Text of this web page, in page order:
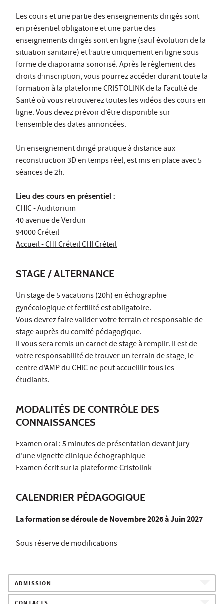
Les cours et une partie des enseignements dirigés sont
en présentiel obligatoire et une partie des
enseignements dirigés sont en ligne (sauf évolution de la
situation sanitaire) et l’autre uniquement en ligne sous
forme de diaporama sonorisé. Après le règlement des
droits d’inscription, vous pourrez accéder durant toute la
formation à la plateforme CRISTOLINK de la Faculté de
Santé où vous retrouverez toutes les vidéos des cours en
ligne. Vous devez prévoir d’être disponible sur
l’ensemble des dates annoncées.
Un enseignement dirigé pratique à distance aux
reconstruction 3D en temps réel, est mis en place avec 5
séances de 2h.
Lieu des cours en présentiel :
CHIC - Auditorium
40 avenue de Verdun
94000 Créteil
Accueil - CHI Créteil CHI Créteil
STAGE / ALTERNANCE
Un stage de 5 vacations (20h) en échographie
gynécologique et fertilité est obligatoire.
Vous devrez faire valider votre terrain et responsable de
stage auprès du comité pédagogique.
Il vous sera remis un carnet de stage à remplir. Il est de
votre responsabilité de trouver un terrain de stage, le
centre d’AMP du CHIC ne peut accueillir tous les
étudiants.
MODALITÉS DE CONTRÔLE DES
CONNAISSANCES
Examen oral : 5 minutes de présentation devant jury
d'une vignette clinique échographique
Examen écrit sur la plateforme Cristolink
CALENDRIER PÉDAGOGIQUE
La formation se déroule de Novembre 2026 à Juin 2027
Sous réserve de modifications
ADMISSION